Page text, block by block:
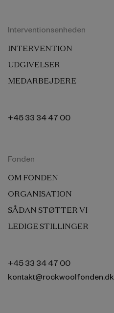
Interventionsenheden
INTERVENTION
UDGIVELSER
MEDARBEJDERE
+45 33 34 47 00
Fonden
OM FONDEN
ORGANISATION
SÅDAN STØTTER VI
LEDIGE STILLINGER
+45 33 34 47 00
kontakt@rockwoolfonden.dk